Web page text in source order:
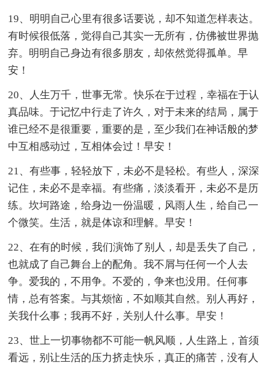
19、明明自己心里有很多话要说，却不知道怎样表达。
有时候很低落，觉得自己其实一无所有，仿佛被世界抛
弃。明明自己身边有很多朋友，却依然觉得孤单。早
安！
20、人生万千，世事无常。快乐在于过程，幸福在于认
真品味。于记忆中行走了许久，对于未来的结局，属于
谁已经不是很重要，重要的是，至少我们在神话般的梦
中互相感动过，互相体会过！早安！
21、有些事，轻轻放下，未必不是轻松。有些人，深深
记住，未必不是幸福。有些痛，淡淡看开，未必不是历
练。坎坷路途，给身边一份温暖，风雨人生，给自己一
个微笑。生活，就是体谅和理解。早安！
22、在有的时候，我们演饰了别人，却是丢失了自己，
也就成了自己舞台上的配角。我不屑与任何一个人去
争。爱我的，不用争。不爱的，争来也没用。任何事
情，总有答案。与其烦恼，不如顺其自然。别人再好，
关我什么事；我再不好，关别人什么事。早安！
23、世上一切事物都不可能一帆风顺，人生路上，首须
看远，别让生活的压力挤走快乐，真正的痛苦，没有人